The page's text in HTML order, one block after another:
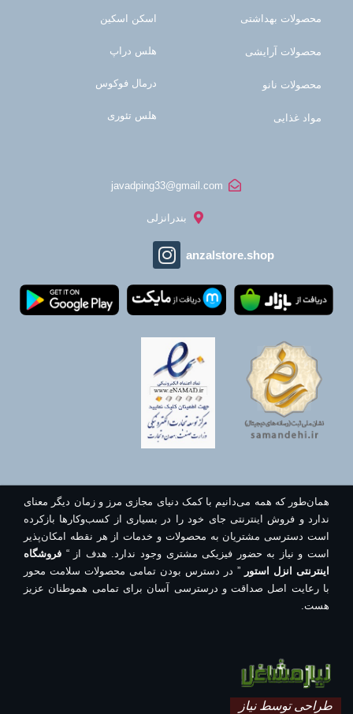
محصولات بهداشتی
محصولات آرایشی
محصولات نانو
مواد غذایی
اسکن اسکین
هلس دراپ
درمال فوکوس
هلس تئوری
javadping33@gmail.com
بندرانزلی
anzalstore.shop
همان‌طور که همه می‌دانیم با کمک دنیای مجازی مرز و زمان دیگر معنای
ندارد و فروش اینترنتی جای خود را در بسیاری از کسب‌وکارها بازکرده
است دسترسی مشتریان به محصولات و خدمات از هر نقطه امکان‌پذیر
است و نیاز به حضور فیزیکی مشتری وجود ندارد. هدف از “ فروشگاه
اینترنتی انزل استور ” در دسترس بودن تمامی محصولات سلامت محور
با رعایت اصل صداقت و درسترسی آسان برای تمامی هموطنان عزیز
هست.
طراحی توسط نیاز